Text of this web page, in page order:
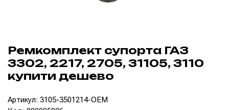
Ремкомплект супорта ГАЗ
3302, 2217, 2705, 31105, 3110
купити дешево
Артикул: 3105-3501214-OEM